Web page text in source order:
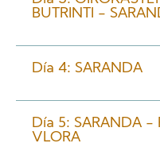
BUTRINTI -
Día 4: SARANDA
Día 5: SARANDA -
VLORA